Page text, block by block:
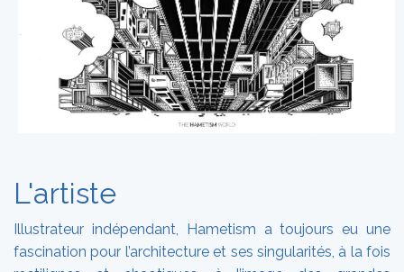
L'artiste
Illustrateur indépendant, Hametism a toujours eu une
fascination pour l’architecture et ses singularités, à la fois